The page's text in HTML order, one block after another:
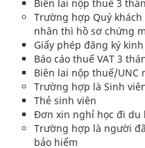
Biên lai nộp thuế 3
Trường hợp Quý
nhân thì hồ sơ chứng
Giấy phép đăng ký
Báo cáo thuế VAT 3
Biên lai nộp thuế/UNC
Trường hợp là Sinh
Thẻ sinh viên
Đơn xin nghỉ học đi du
Trường hợp là người
bảo hiểm